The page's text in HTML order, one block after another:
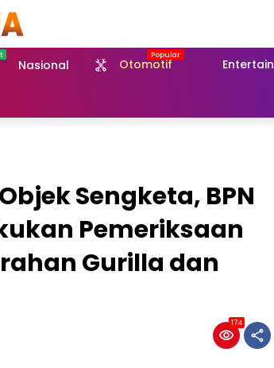
Nasional Otomotif Entertain
Sengketa, BPN
Pemeriksaan
Gurilla dan
174